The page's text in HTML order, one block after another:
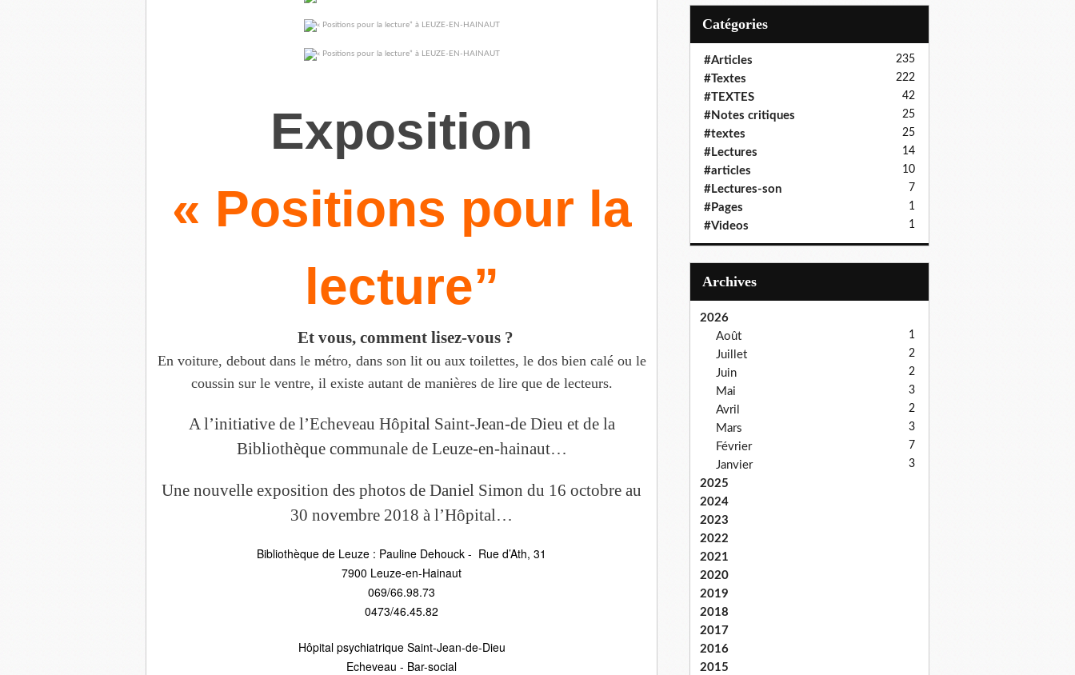
Exposition
« Positions pour la
lecture”
Et vous, comment lisez-vous ?
En voiture, debout dans le métro, dans son lit ou aux toilettes, le dos bien calé ou le
coussin sur le ventre, il existe autant de manières de lire que de lecteurs.
A l’initiative de l’Echeveau HôpitalSaint-Jean-de Dieu et de la
Bibliothèque communale de Leuze-en-hainaut…
Une nouvelle exposition des photos de Daniel Simon du 16 octobre au
30 novembre 2018 à l’Hôpital…
Bibliothèque de Leuze : Pauline Dehouck - Rue d’Ath, 31
7900 Leuze-en-Hainaut
069/66.98.73
0473/46.45.82
Hôpital psychiatrique Saint-Jean-de-Dieu
Echeveau - Bar-social
Catégories
#Articles 235
#Textes 222
#TEXTES 42
#Notes critiques 25
#textes 25
#Lectures 14
#articles 10
#Lectures-son 7
#Pages 1
#Videos 1
Archives
2026
Août
1
Juillet 2
Juin 2
Mai 3
Avril 2
Mars 3
Février 7
Janvier 3
2025
2024
2023
2022
2021
2020
2019
2018
2017
2016
2015